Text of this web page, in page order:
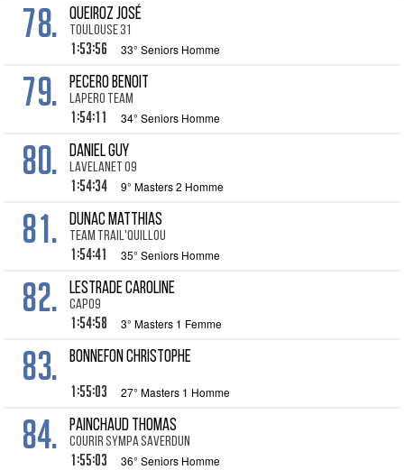
78. QUEIROZ José
Toulouse 31
1:53:56 33° Seniors Homme
79. PECERO Benoit
LAPERO TEAM
1:54:11 34° Seniors Homme
80. DANIEL Guy
Lavelanet 09
1:54:34 9° Masters 2 Homme
81. DUNAC Matthias
Team Trail'quillou
1:54:41 35° Seniors Homme
82. LESTRADE Caroline
CAP09
1:54:58 3° Masters 1 Femme
83. BONNEFON Christophe
1:55:03 27° Masters 1 Homme
84. PAINCHAUD Thomas
courir sympa saverdun
1:55:03 36° Seniors Homme